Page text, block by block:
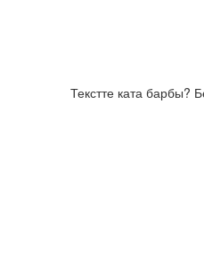
Текстте ката барбы?